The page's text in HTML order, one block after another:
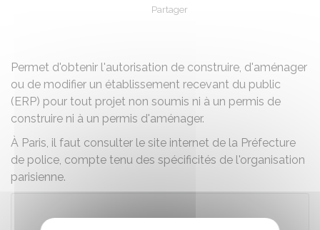
Partager
Permet d'obtenir l'autorisation de construire, d'aménager
ou de modifier un établissement recevant du public
(ERP) pour tout projet non soumis ni à un permis de
construire ni à un permis d'aménager.
À Paris, il faut consulter le site internet de la Préfecture
de police, compte tenu des spécificités de l'organisation
parisienne.